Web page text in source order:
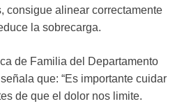
consigue alinear correctamente
la sobrecarga.
de Familia del Departamento
que: “Es importante cuidar
de que el dolor nos limite.